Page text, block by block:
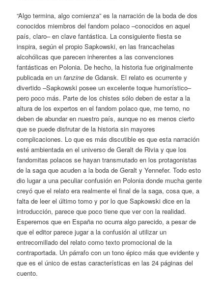
“Algo termina, algo comienza” es la narración de la boda de dos
conocidos miembros del fandom polaco –conocidos en aquel
país, claro– en clave fantástica. La consiguiente fiesta se
inspira, según el propio Sapkowski, en las francachelas
alcohólicas que parecen inherentes a las convenciones
fantásticas en Polonia. De hecho, la historia fue originalmente
publicada en unfanzine de Gdansk. El relato es ocurrente y
divertido –Sapkowski posee un excelente toque humorístico–
pero poco más. Parte de los chistes sólo deben de estar a la
altura de los expertos en el fandom polaco que, me temo, no
deben de abundar en nuestro país, aunque no es menos cierto
que se puede disfrutar de la historia sin mayores
complicaciones. Lo que es más discutible es que esta narración
esté ambientada en el universo de Geralt de Rivia y que los
fandomitas polacos se hayan transmutado en los protagonistas
de la saga que acuden a la boda de Geralt y Yennefer. Todo esto
dio lugar a una peculiar confusión en Polonia donde mucha gente
creyó que el relato era realmente el final de la saga, cosa que, a
falta de leer el último tomo y por lo que Sapkowski dice en la
introducción, parece que poco tiene que ver con la realidad.
Esperemos que en España no ocurra algo parecido, a pesar de
que el editor parece jugar a la confusión al utilizar un
entrecomillado del relato como texto promocional de la
contraportada. Un párrafo con un tono épico más que evidente y
que es el único de estas características en las 24 páginas del
cuento.